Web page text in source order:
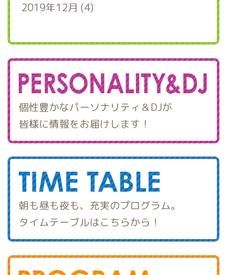
2019年12月 (4)
個性豊かなパーソナリティ＆DJが
皆様に情報をお届けします！
朝も昼も夜も、充実のプログラム。
タイムテーブルはこちらから！